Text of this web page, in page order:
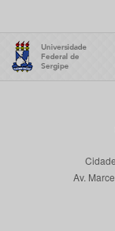
Av.